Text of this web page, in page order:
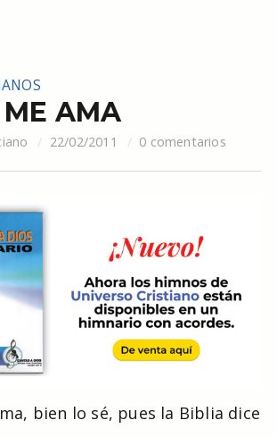
ME AMA
22/02/2011 0 comentarios
bien lo sé, pues la Biblia dice